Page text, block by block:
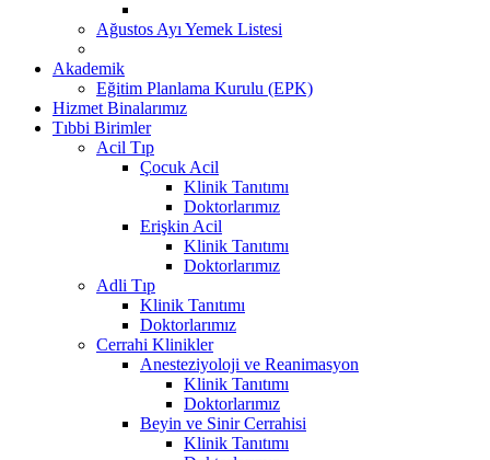
Ağustos Ayı Yemek Listesi
Akademik
Eğitim Planlama Kurulu (EPK)
Hizmet Binalarımız
Tıbbi Birimler
Acil Tıp
Çocuk Acil
Klinik Tanıtımı
Doktorlarımız
Erişkin Acil
Klinik Tanıtımı
Doktorlarımız
Adli Tıp
Klinik Tanıtımı
Doktorlarımız
Cerrahi Klinikler
Anesteziyoloji ve Reanimasyon
Klinik Tanıtımı
Doktorlarımız
Beyin ve Sinir Cerrahisi
Klinik Tanıtımı